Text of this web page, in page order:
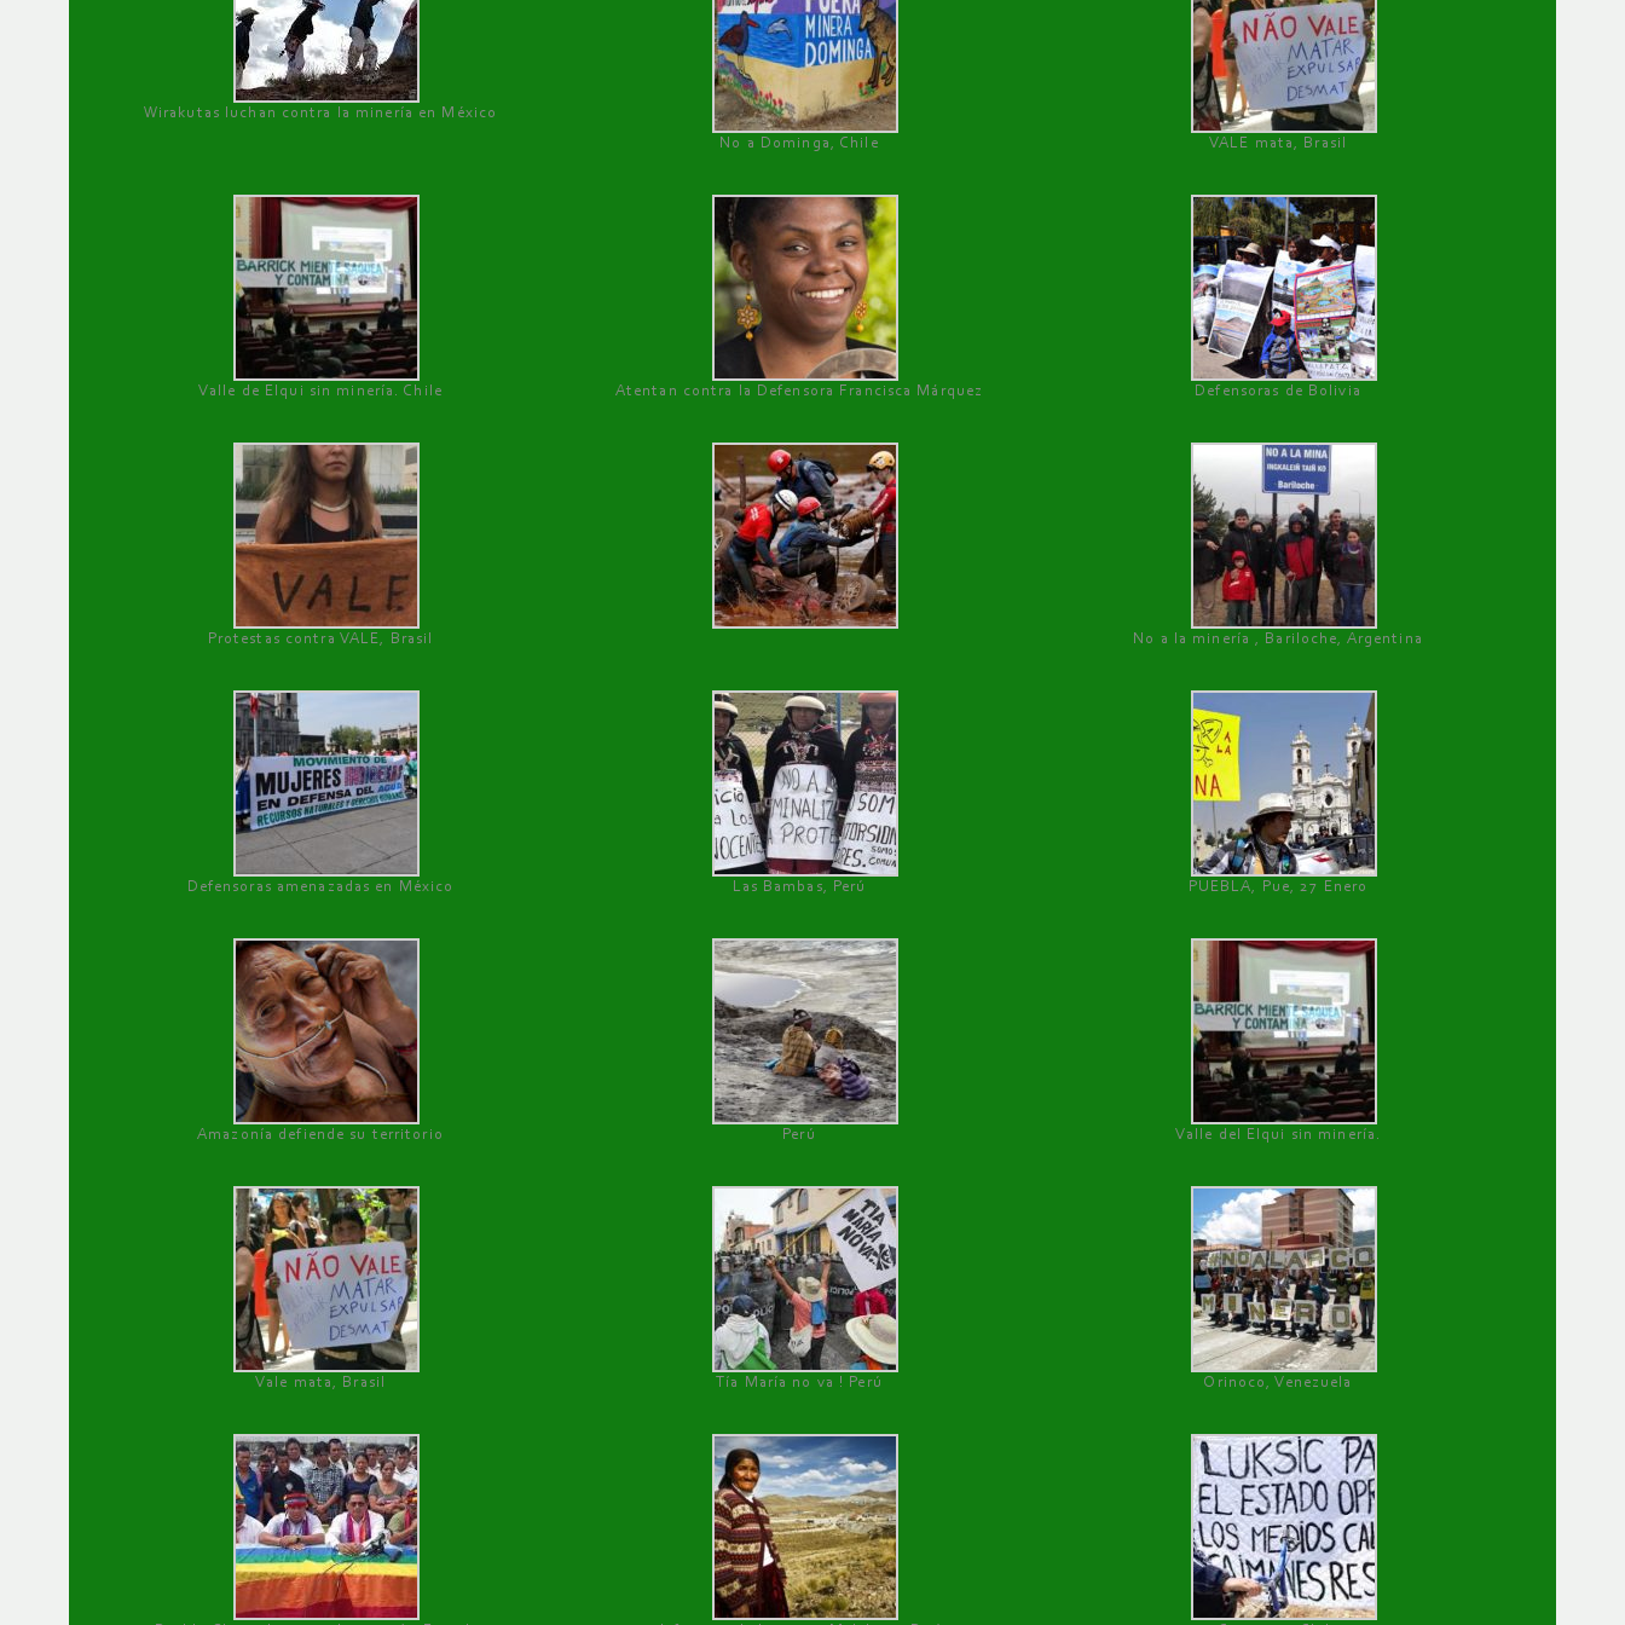
Wirakutas luchan contra la minería en México
No a Dominga, Chile
VALE mata, Brasil
Valle de Elqui sin minería. Chile Atentan contra la Defensora Francisca Márquez Defensoras de Bolivia
Protestas contra VALE, Brasil No a la minería , Bariloche, Argentina
Defensoras amenazadas en México Las Bambas, Perú PUEBLA, Pue, 27 Enero
Amazonía defiende su territorio Perú Valle del Elqui sin minería.
Vale mata, Brasil Tía María no va ! Perú Orinoco, Venezuela